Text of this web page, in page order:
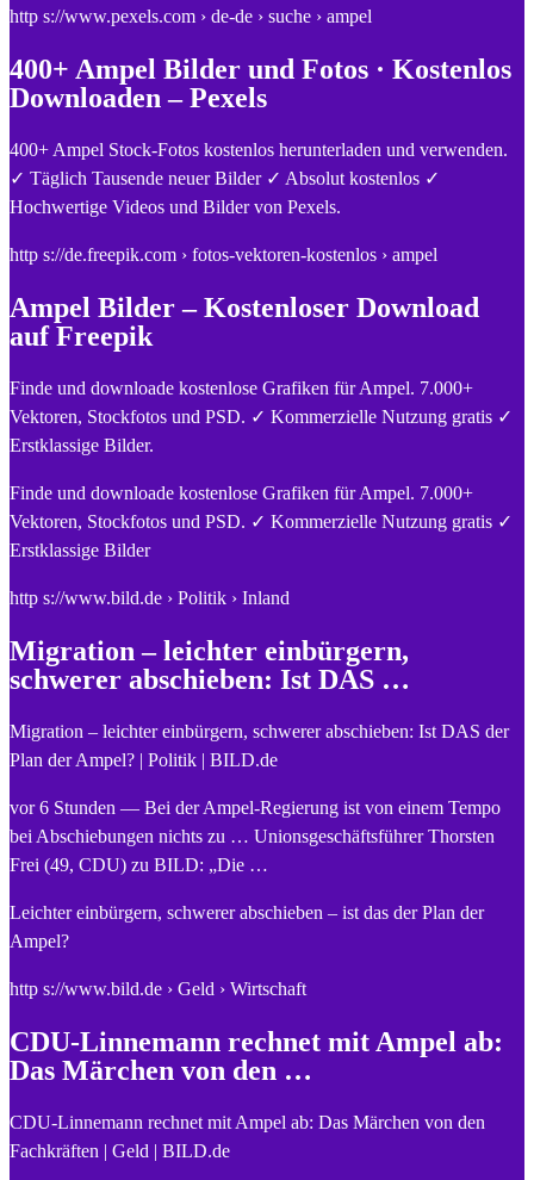
http s://www.pexels.com › de-de › suche › ampel
400+ Ampel Bilder und Fotos · Kostenlos
Downloaden – Pexels
400+ Ampel Stock-Fotos kostenlos herunterladen und verwenden.
✓ Täglich Tausende neuer Bilder ✓ Absolut kostenlos ✓
Hochwertige Videos und Bilder von Pexels.
http s://de.freepik.com › fotos-vektoren-kostenlos › ampel
Ampel Bilder – Kostenloser Download
auf Freepik
Finde und downloade kostenlose Grafiken für Ampel. 7.000+
Vektoren, Stockfotos und PSD. ✓ Kommerzielle Nutzung gratis ✓
Erstklassige Bilder.
Finde und downloade kostenlose Grafiken für Ampel. 7.000+
Vektoren, Stockfotos und PSD. ✓ Kommerzielle Nutzung gratis ✓
Erstklassige Bilder
http s://www.bild.de › Politik › Inland
Migration – leichter einbürgern,
schwerer abschieben: Ist DAS …
Migration – leichter einbürgern, schwerer abschieben: Ist DAS der
Plan der Ampel? | Politik | BILD.de
vor 6 Stunden — Bei der Ampel-Regierung ist von einem Tempo
bei Abschiebungen nichts zu … Unionsgeschäftsführer Thorsten
Frei (49, CDU) zu BILD: „Die …
Leichter einbürgern, schwerer abschieben – ist das der Plan der
Ampel?
http s://www.bild.de › Geld › Wirtschaft
CDU-Linnemann rechnet mit Ampel ab:
Das Märchen von den …
CDU-Linnemann rechnet mit Ampel ab: Das Märchen von den
Fachkräften | Geld | BILD.de